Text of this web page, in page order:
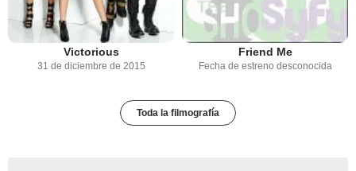
Victorious
31 de diciembre de 2015
Friend Me
Fecha de estreno desconocida
Toda la filmografía